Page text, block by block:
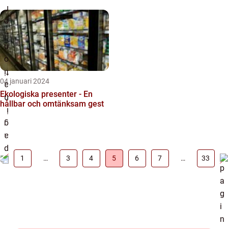
04 januari 2024
Ekologiska presenter - En
hållbar och omtänksam gest
1 … 3 4 5 6 7 … 33